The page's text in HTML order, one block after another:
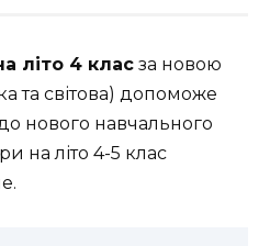
літо 4 клас за новою
та світова) допоможе
нового навчального
на літо 4-5 клас